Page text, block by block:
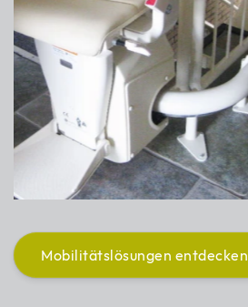
Mobilitätslösungen entdecken